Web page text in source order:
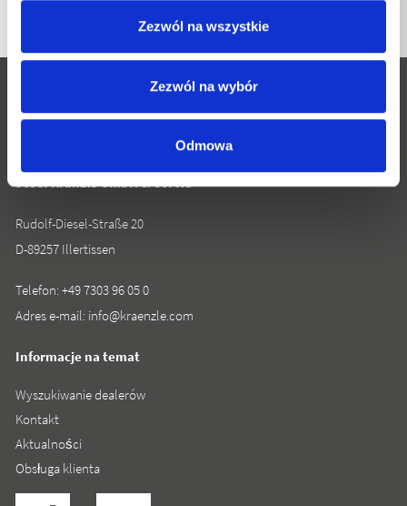
Zezwól na wszystkie
Zezwól na wybór
Odmowa
Josef Kränzle GmbH & Co. KG
Rudolf-Diesel-Straße 20
D-89257 Illertissen
Telefon:+49 7303 96 05 0
Adres e-mail: info@kraenzle.com
Informacje na temat
Wyszukiwanie dealerów
Kontakt
Aktualności
Obsługa klienta